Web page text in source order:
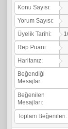
Konu Sayısı:
Yorum Sayısı:
Üyelik Tarihi:
Rep Puanı:
Haritanız:
Beğendiği
Mesajlar:
Beğenilen
Mesajları:
Toplam Beğenileri: